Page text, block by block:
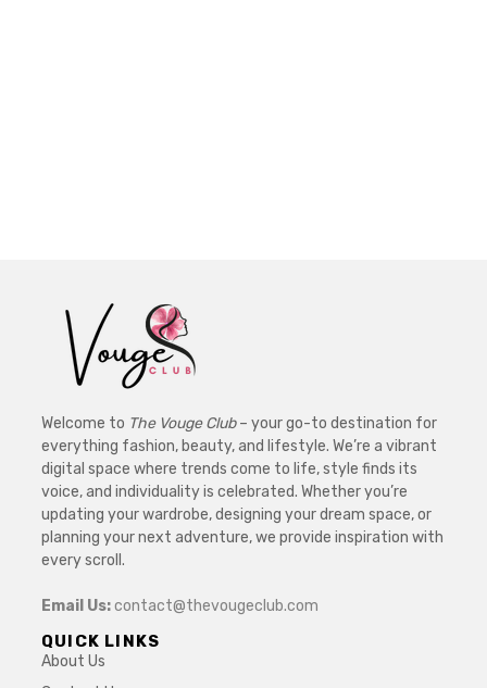
Welcome to The Vouge Club– your go-to destination for
everything fashion, beauty, and lifestyle. We’re a vibrant
digital space where trends come to life, style finds its
voice, and individuality is celebrated. Whether you’re
updating your wardrobe, designing your dream space, or
planning your next adventure, we provide inspiration with
every scroll.
Email Us:contact@thevougeclub.com
QUICK LINKS
About Us